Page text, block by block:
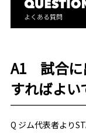
A1 試合に
すればよい
Q ジム代表者より